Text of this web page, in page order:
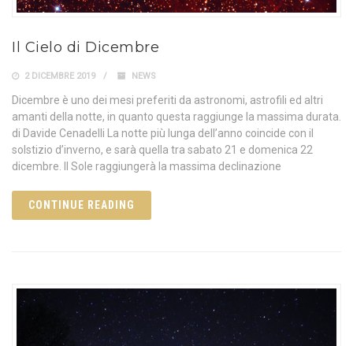
Il Cielo di Dicembre
2 DICEMBRE 2019 NEWS
Dicembre è uno dei mesi preferiti da astronomi, astrofili ed altri
amanti della notte, in quanto questa raggiunge la massima durata.
di Davide Cenadelli La notte più lunga dell’anno coincide con il
solstizio d’inverno, e sarà quella tra sabato 21 e domenica 22
dicembre. Il Sole raggiungerà la massima declinazione
CONTINUE READING